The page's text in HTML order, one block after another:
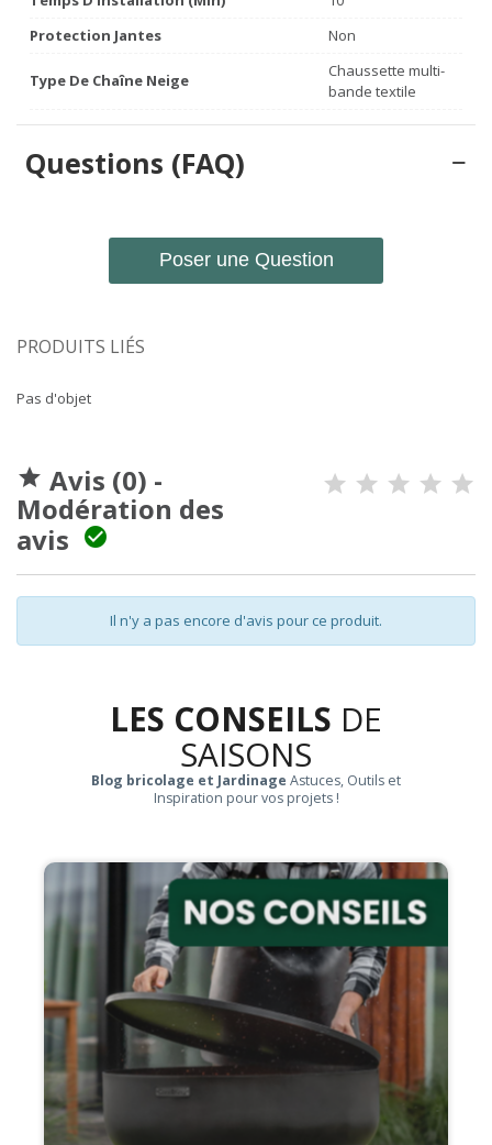
Protection Jantes
Non
Type De Chaîne Neige
Chaussette multi-
bande textile
Questions (FAQ)
Poser une Question
PRODUITS LIÉS
Pas d'objet
 Avis (0) -
Modération des
avis

Il n'y a pas encore d'avis pour ce produit.
LES CONSEILS DE
SAISONS
Blog bricolage et Jardinage Astuces, Outils et
Inspiration pour vos projets !